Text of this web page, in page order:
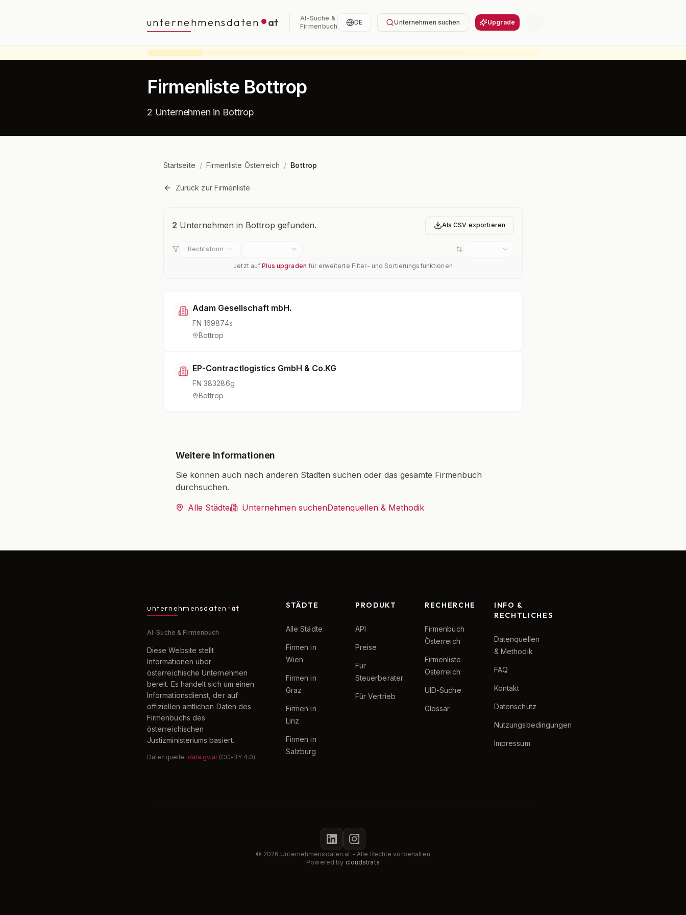
unternehmensdaten at
AI-Suche &
Firmenbuch
DE Unternehmen suchen Upgrade
Firmenliste Bottrop
2 Unternehmen in Bottrop
Startseite / Firmenliste Österreich / Bottrop
Zurück zur Firmenliste
Unternehmensübersicht
2 Unternehmen in Bottrop gefunden. Als CSV exportieren
Rechtsform
Jetzt aufPlus upgraden für erweiterte Filter- und Sortierungsfunktionen
Adam Gesellschaft mbH.
FN169874s
Bottrop
EP-Contractlogistics GmbH & Co.KG
FN383286g
Bottrop
Weitere Informationen
Sie können auch nach anderen Städten suchen oder das gesamte Firmenbuch
durchsuchen.
Alle Städte
Unternehmen suchenDatenquellen & Methodik
unternehmensdaten at
AI-Suche & Firmenbuch
Diese Website stellt
Informationen über
österreichische Unternehmen
bereit. Es handelt sich um einen
Informationsdienst, der auf
offiziellen amtlichen Daten des
Firmenbuchs des
österreichischen
Justizministeriums basiert.
Datenquelle: data.gv.at (CC-BY 4.0)
STÄDTE
Alle Städte
Firmen in
Wien
Firmen in
Graz
Firmen in
Linz
Firmen in
Salzburg
PRODUKT
API
Preise
Für
Steuerberater
Für Vertrieb
RECHERCHE
Firmenbuch
Österreich
Firmenliste
Österreich
UID-Suche
Glossar
INFO &
RECHTLICHES
Datenquellen
& Methodik
FAQ
Kontakt
Datenschutz
Nutzungsbedingungen
Impressum
© 2026 Unternehmensdaten.at - Alle Rechte vorbehalten
Powered by cloudstrata